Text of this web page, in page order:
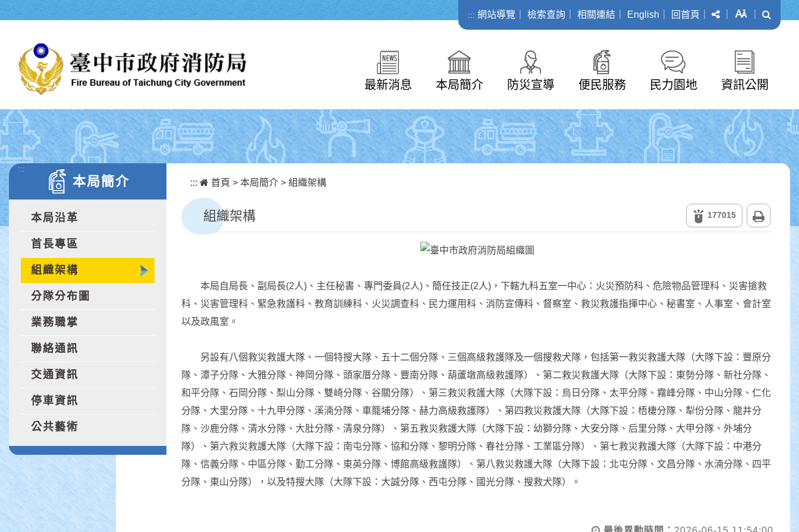
::: 網站導覽 檢索查詢 相關連結 English 回首頁 分享 字級
最新消息 本局簡介 防災宣導 便民服務 民力園地 資訊公開
:::
本局簡介
本局沿革
首長專區
組織架構
分隊分布圖
業務職掌
聯絡通訊
交通資訊
停車資訊
公共藝術
::: 首頁 > 本局簡介 > 組織架構
組織架構 177015
本局自局長、副局長(2人)、主任秘書、專門委員(2人)、簡任技正(2人)，下轄九科五室一中心：火災預防科、危險物品管理科、災害搶救
科、災害管理科、緊急救護科、教育訓練科、火災調查科、民力運用科、消防宣傳科、督察室、救災救護指揮中心、秘書室、人事室、會計室
以及政風室。
另設有八個救災救護大隊、一個特搜大隊、五十二個分隊、三個高級救護隊及一個搜救犬隊，包括第一救災救護大隊（大隊下設：豐原分
隊、潭子分隊、大雅分隊、神岡分隊、頭家厝分隊、豐南分隊、葫蘆墩高級救護隊）、第二救災救護大隊（大隊下設：東勢分隊、新社分隊、
和平分隊、石岡分隊、梨山分隊、雙崎分隊、谷關分隊）、第三救災救護大隊（大隊下設：烏日分隊、太平分隊、霧峰分隊、中山分隊、仁化
分隊、大里分隊、十九甲分隊、溪湳分隊、車籠埔分隊、赫力高級救護隊）、第四救災救護大隊（大隊下設：梧棲分隊、犁份分隊、龍井分
隊、沙鹿分隊、清水分隊、大肚分隊、清泉分隊）、第五救災救護大隊（大隊下設：幼獅分隊、大安分隊、后里分隊、大甲分隊、外埔分
隊）、第六救災救護大隊（大隊下設：南屯分隊、協和分隊、黎明分隊、春社分隊、工業區分隊）、第七救災救護大隊（大隊下設：中港分
隊、信義分隊、中區分隊、勤工分隊、東英分隊、博館高級救護隊）、第八救災救護大隊（大隊下設：北屯分隊、文昌分隊、水湳分隊、四平
分隊、東山分隊），以及特搜大隊（大隊下設：大誠分隊、西屯分隊、國光分隊、搜救犬隊）。